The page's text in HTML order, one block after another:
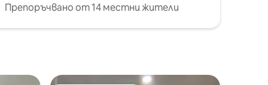
Препоръчвано от 14 местни жители